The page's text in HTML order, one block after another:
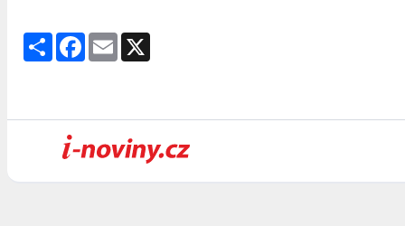
Share Facebook
Email